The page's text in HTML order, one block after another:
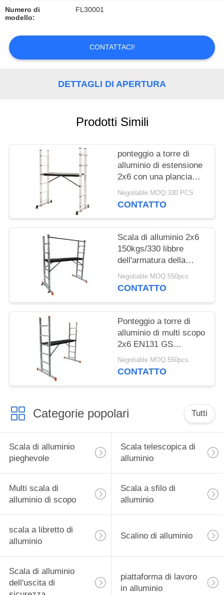
RICHIEDA
UNA
CITAZIONE
Numero di
modello:
FL30001
CONTATTACI!
DETTAGLI DI APERTURA
Prodotti Simili
ponteggio a torre di
alluminio di estensione
2x6 con una plancia
non che guasta i piedi
Negotiable MOQ:330 PCS
CONTATTO
Scala di alluminio 2x6
150kgs/330 libbre
dell'armatura della
famiglia di capacità di
carico
Negotiable MOQ:550pcs
CONTATTO
Ponteggio a torre di
alluminio di multi scopo
2x6 EN131 GS
diplomato
Negotiable MOQ:550pcs
CONTATTO
Categorie popolari Tutti
Scala di alluminio
pieghevole
Scala telescopica di
alluminio
Multi scala di
alluminio di scopo
Scala a sfilo di
alluminio
scala a libretto di
alluminio
Scalino di alluminio
Scala di alluminio
dell'uscita di
piattaforma di lavoro
in alluminio